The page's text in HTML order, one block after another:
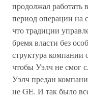
продолжал работать
период операции на
что традиции
бремя власти без
структура компании
чтобы Уэлч не смог
Уэлч предан
не GE. И так было